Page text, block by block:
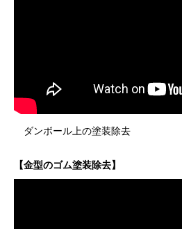
ダンボール上の塗装除去
【金型のゴム塗装除去】